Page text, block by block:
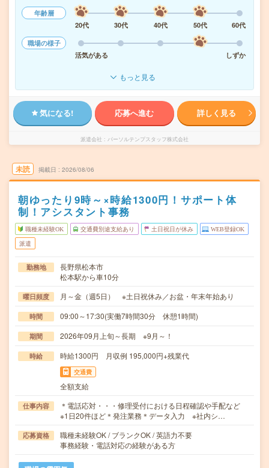
年齢層
20代
30代 40代 50代
60代
職場の様子
活気がある
しずか
もっと見る
気になる! 応募へ進む 詳しく見る
派遣会社 パーソルテンプスタッフ株式会社
未読 掲載日 2026/08/06
朝ゆったり9時～×時給1300円！サポート体
制！アシスタント事務
職種未経験OK 交通費別途支給あり 土日祝日が休み WEB登録OK
派遣
勤務地
長野県松本市
松本駅から車10分
曜日頻度 月～金（週5日） ※土日祝休み／お盆・年末年始あり
時間 09:00～17:30(実働7時間30分 休憩1時間)
期間 2026年09月上旬～長期 ※9月～！
時給 時給1300円 月収例 195,000円+残業代
交通費
全額支給
仕事内容
＊電話応対・・・修理受付における日程確認や手配など
※1日20件ほど＊発注業務＊データ入力 ※社内シ…
応募資格
職種未経験OK / ブランクOK / 英語力不要
事務経験・電話対応の経験がある方